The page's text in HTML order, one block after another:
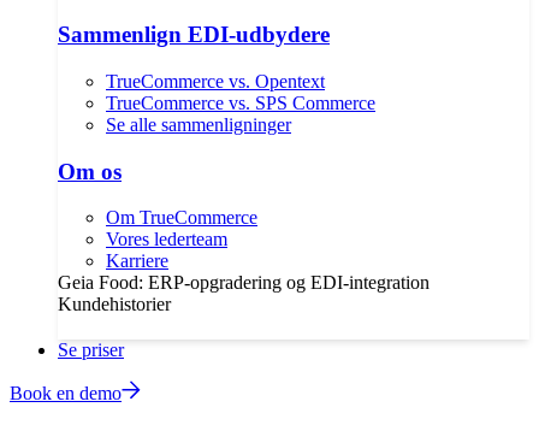
Sammenlign EDI-udbydere
TrueCommerce vs. Opentext
TrueCommerce vs. SPS Commerce
Se alle sammenligninger
Om os
Om TrueCommerce
Vores lederteam
Karriere
Geia Food: ERP-opgradering og EDI-integration
Kundehistorier
Se priser
Book en demo